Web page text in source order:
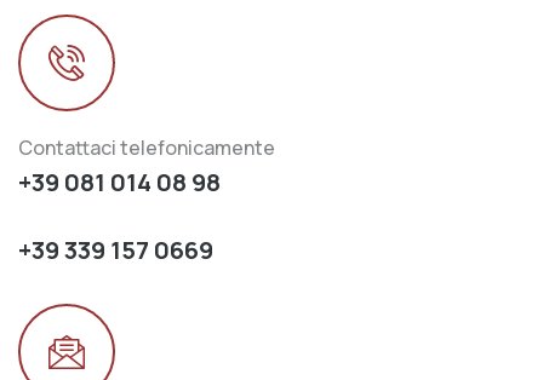
Contattaci telefonicamente
+39 081 014 08 98
+39 339 157 0669